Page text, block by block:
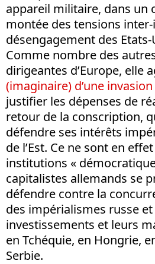
appareil militaire, dans un
montée des tensions
désengagement des
Comme nombre des
dirigeantes d’Europe, elle
(imaginaire) d’une
justifier les dépenses de
retour de la conscription,
défendre ses intérêts
de l’Est. Ce ne sont en
institutions «
capitalistes allemands se
défendre contre la
des impérialismes russe
investissements et leurs
en Tchéquie, en Hongrie,
Serbie.